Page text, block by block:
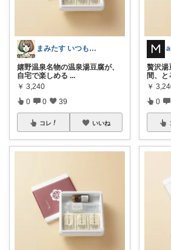
まみたす いつもありがとうございます♡
嬉野温泉名物の温泉湯豆腐が、
自宅で楽しめる ...
￥ 3,240
0 0 39
コレ いいね
贅沢湯
間、と
￥
0